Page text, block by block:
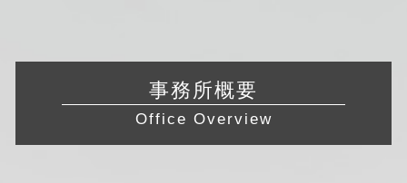
事務所概要
Office Overview